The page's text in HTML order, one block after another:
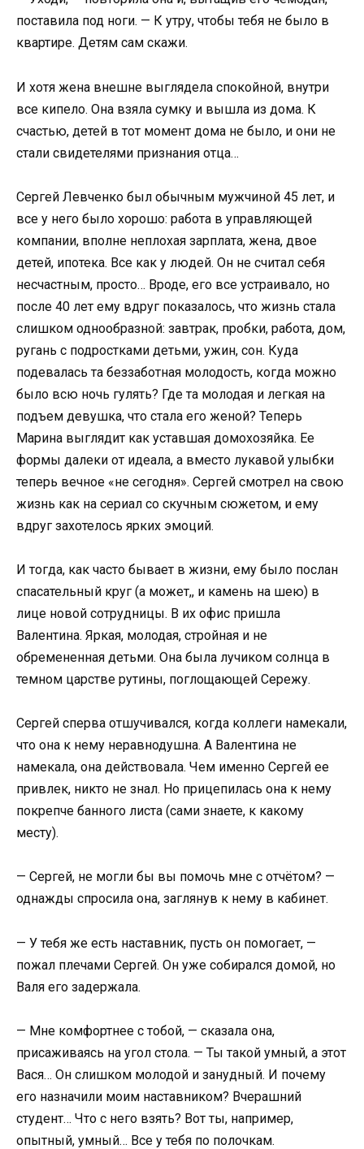
поставила под ноги. — К утру, чтобы тебя не было в
квартире. Детям сам скажи.
И хотя жена внешне выглядела спокойной, внутри
все кипело. Она взяла сумку и вышла из дома. К
счастью, детей в тот момент дома не было, и они не
стали свидетелями признания отца…
Сергей Левченко был обычным мужчиной 45 лет, и
все у него было хорошо: работа в управляющей
компании, вполне неплохая зарплата, жена, двое
детей, ипотека. Все как у людей. Он не считал себя
несчастным, просто… Вроде, его все устраивало, но
после 40 лет ему вдруг показалось, что жизнь стала
слишком однообразной: завтрак, пробки, работа, дом,
ругань с подростками детьми, ужин, сон. Куда
подевалась та беззаботная молодость, когда можно
было всю ночь гулять? Где та молодая и легкая на
подъем девушка, что стала его женой? Теперь
Марина выглядит как уставшая домохозяйка. Ее
формы далеки от идеала, а вместо лукавой улыбки
теперь вечное «не сегодня». Сергей смотрел на свою
жизнь как на сериал со скучным сюжетом, и ему
вдруг захотелось ярких эмоций.
И тогда, как часто бывает в жизни, ему было послан
спасательный круг (а может,, и камень на шею) в
лице новой сотрудницы. В их офис пришла
Валентина. Яркая, молодая, стройная и не
обремененная детьми. Она была лучиком солнца в
темном царстве рутины, поглощающей Сережу.
Сергей сперва отшучивался, когда коллеги намекали,
что она к нему неравнодушна. А Валентина не
намекала, она действовала. Чем именно Сергей ее
привлек, никто не знал. Но прицепилась она к нему
покрепче банного листа (сами знаете, к какому
месту).
— Сергей, не могли бы вы помочь мне с отчётом? —
однажды спросила она, заглянув к нему в кабинет.
— У тебя же есть наставник, пусть он помогает, —
пожал плечами Сергей. Он уже собирался домой, но
Валя его задержала.
— Мне комфортнее с тобой, — сказала она,
присаживаясь на угол стола. — Ты такой умный, а этот
Вася… Он слишком молодой и занудный. И почему
его назначили моим наставником? Вчерашний
студент… Что с него взять? Вот ты, например,
опытный, умный… Все у тебя по полочкам.